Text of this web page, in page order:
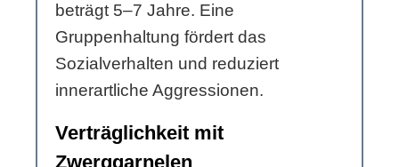
beträgt 5–7 Jahre. Eine
Gruppenhaltung fördert das
Sozialverhalten und reduziert
innerartliche Aggressionen.
Verträglichkeit mit
Zwerggarnelen